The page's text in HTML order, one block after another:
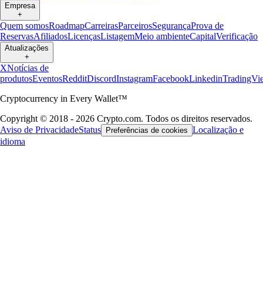
Empresa
+
Quem somosRoadmapCarreirasParceirosSegurançaProva de
ReservasAfiliadosLicençasListagemMeio ambienteCapitalVerificação
Atualizações
+
XNotícias de
produtosEventosRedditDiscordInstagramFacebookLinkedin
Cryptocurrency in Every Wallet™
Copyright © 2018 - 2026 Crypto.com. Todos os direitos reservados.
Aviso de PrivacidadeStatus Preferências de cookies Localização e
idioma